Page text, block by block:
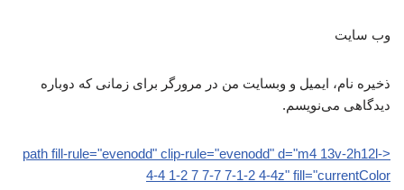
وب‌ سایت
ذخیره نام، ایمیل و وبسایت من در مرورگر برای زمانی که دوباره
دیدگاهی می‌نویسم.
<path fill-rule="evenodd" clip-rule="evenodd" d="m4 13v-2h12l-
4-4 1-2 7 7-7 7-1-2 4-4z" fill="currentColor